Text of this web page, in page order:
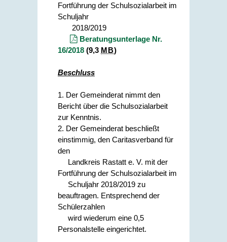
Fortführung der Schulsozialarbeit im
Schuljahr
2018/2019
Beratungsunterlage Nr.
16/2018 (9,3 MB)
Beschluss
1. Der Gemeinderat nimmt den
Bericht über die Schulsozialarbeit
zur Kenntnis.
2. Der Gemeinderat beschließt
einstimmig, den Caritasverband für
den
Landkreis Rastatt e. V. mit der
Fortführung der Schulsozialarbeit im
Schuljahr 2018/2019 zu
beauftragen. Entsprechend der
Schülerzahlen
wird wiederum eine 0,5
Personalstelle eingerichtet.